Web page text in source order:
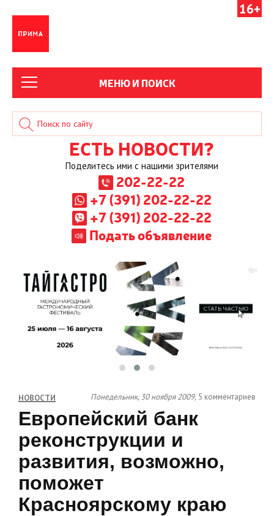
16+
МЕНЮ И ПОИСК
ЕСТЬ НОВОСТИ?
Поделитесь ими с нашими зрителями
202-22-22
+7 (391) 202-22-22
+7 (391) 202-22-22
Подать объявление
НОВОСТИ Понедельник, 30 ноября 2009, 5 комментариев
Европейский банк
реконструкции и
развития, возможно,
поможет
Красноярскому краю